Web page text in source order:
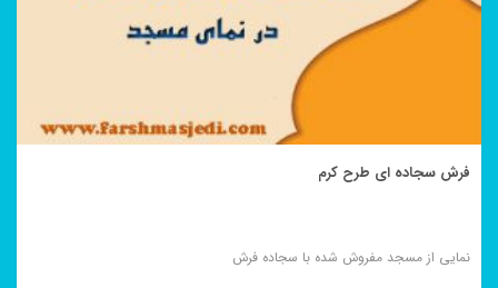
فرش سجاده ای طرح کرم
نمایی از مسجد مفروش شده با سجاده فرش